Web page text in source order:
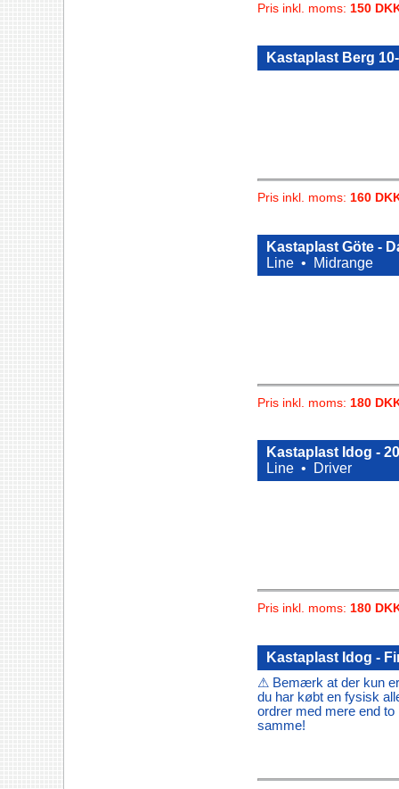
Pris inkl. moms: 150
Kastaplast Berg
Pris inkl. moms: 160
Kastaplast Göte -
Line •
Midrange
Pris inkl. moms: 180
Kastaplast Idog -
Line •
Driver
Pris inkl. moms: 180
Kastaplast Idog -
⚠ Bemærk at der kun
du har købt en fysisk
ordrer med mere end
samme!